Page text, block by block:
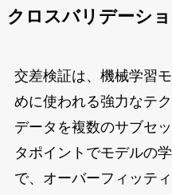
クロスバリデーシ
交差検証は、機械学習
めに使われる強力なテ
データを複数のサブセ
タポイントでモデルの
で、オーバーフィッテ